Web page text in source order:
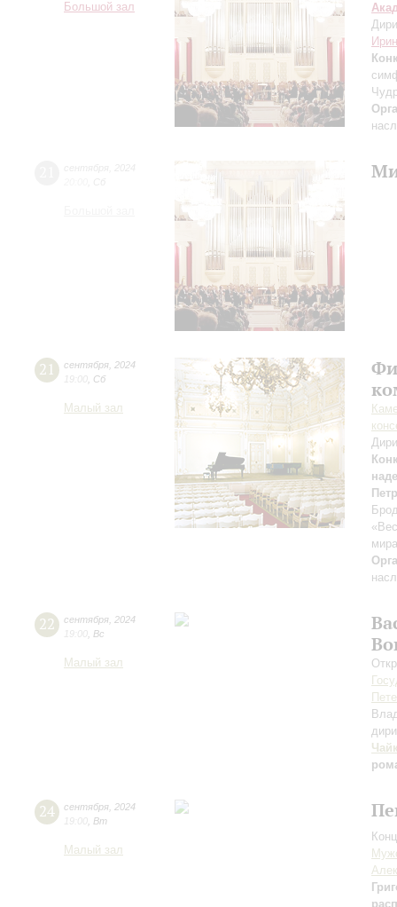
Большой зал
21 сентября 2024
19:00 Сб
Малый зал
22 сентября 2024
19:00 Вс
Малый зал
24 сентября 2024
19:00 Вт
Малый зал